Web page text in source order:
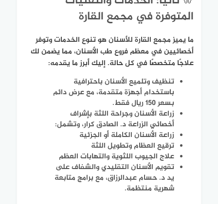
المتوفرة في مجمع القارة
ما يميز مجمع القارة للأسنان هو تنوع الخدمات وتوفر
أخصائيين في معظم فروع طب الأسنان، مما يضمن لك
علاجًا متخصصًا في كل حالة. إليك أبرز ما يقدمه:
تنظيف وتلميع الأسنان باحترافية
باستخدام أجهزة متقدمة، مع عرض دائم
بسعر 150 ريال فقط.
زراعة الأسنان وجراحة اللثة بإشراف
أخصائي الزراعة د. الصادق كرار، وتشمل:
زراعة الأسنان الكاملة أو الجزئية
ترقيع العظام وتطويل اللثة
علاج الجيوب اللثوية والتهابات العظم
تقويم الأسنان التقليدي والشفاف على
يد د. حسام عبدالرزاق، مع برامج متابعة
شهرية منتظمة.